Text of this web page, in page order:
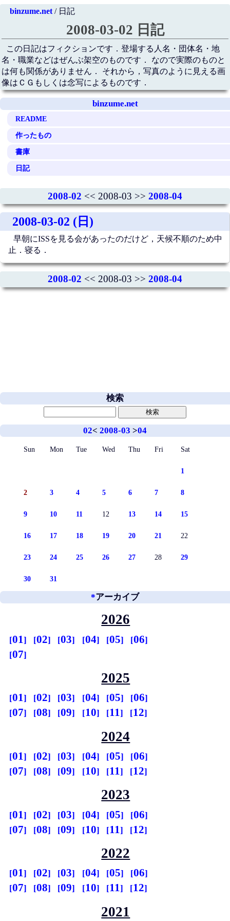
binzume.net/ 日記
2008-03-02 日記
この日記はフィクションです．登場する人名・団体名・地
名・職業などはぜんぶ架空のものです． なので実際のものと
は何も関係がありません． それから，写真のように見える画
像はＣＧもしくは念写によるものです．
binzume.net
README
作ったもの
書庫
日記
2008-02 << 2008-03 >> 2008-04
2008-03-02 (日)
早朝にISSを見る会があったのだけど，天候不順のため中
止．寝る．
2008-02 << 2008-03 >> 2008-04
検索
02< 2008-03 >04
Sun Mon Tue Wed Thu Fri Sat
1
2 3 4 5 6 7 8
9 10 11 12 13 14 15
16 17 18 19 20 21 22
23 24 25 26 27 28 29
30 31
*アーカイブ
2026
01 02 03 04 05
06
07
2025
01 02 03 04 05
06
07
08 09 10 11 12
2024
01 02 03 04 05
06
07
08 09 10 11 12
2023
01 02 03 04 05
06
07
08 09 10 11 12
2022
01 02 03 04 05
06
07
08 09 10 11 12
2021